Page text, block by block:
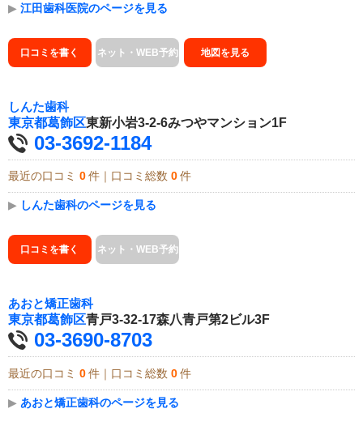
▶ 江田歯科医院のページを見る
口コミを書く ネット・WEB予約 地図を見る
しんた歯科
東京都葛飾区東新小岩3-2-6みつやマンション1F
03-3692-1184
最近の口コミ 0 件｜口コミ総数 0 件
▶ しんた歯科のページを見る
口コミを書く ネット・WEB予約
あおと矯正歯科
東京都葛飾区青戸3-32-17森八青戸第2ビル3F
03-3690-8703
最近の口コミ 0 件｜口コミ総数 0 件
▶ あおと矯正歯科のページを見る